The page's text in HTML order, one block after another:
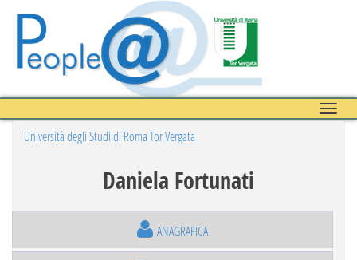
Toggle
Università degli Studi di Roma Tor Vergata
Daniela Fortunati
ANAGRAFICA